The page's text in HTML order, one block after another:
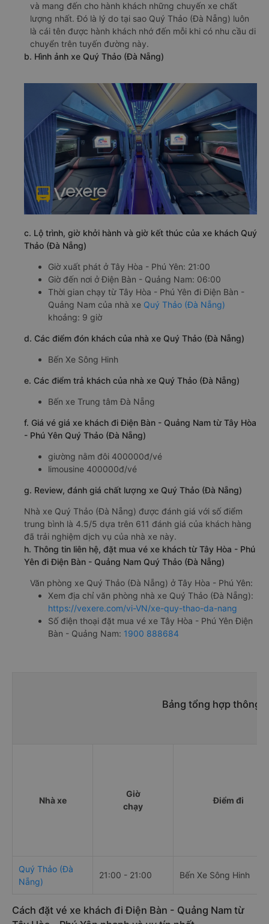
và mang đến cho hành khách những chuyến xe chất
lượng nhất. Đó là lý do tại sao Quý Thảo (Đà Nẵng) luôn
là cái tên được hành khách nhớ đến mỗi khi có nhu cầu di
chuyển trên tuyến đường này.
b. Hình ảnh xe Quý Thảo (Đà Nẵng)
c. Lộ trình, giờ khởi hành và giờ kết thúc của xe khách Quý
Thảo (Đà Nẵng)
Giờ xuất phát ở Tây Hòa - Phú Yên: 21:00
Giờ đến nơi ở Điện Bàn - Quảng Nam: 06:00
Thời gian chạy từ Tây Hòa - Phú Yên đi Điện Bàn -
Quảng Nam của nhà xe Quý Thảo (Đà Nẵng)
khoảng: 9 giờ
d. Các điểm đón khách của nhà xe Quý Thảo (Đà Nẵng)
Bến Xe Sông Hinh
e. Các điểm trả khách của nhà xe Quý Thảo (Đà Nẵng)
Bến xe Trung tâm Đà Nẵng
f. Giá vé giá xe khách đi Điện Bàn - Quảng Nam từ Tây Hòa
- Phú Yên Quý Thảo (Đà Nẵng)
giường nằm đôi 400000đ/vé
limousine 400000đ/vé
g. Review, đánh giá chất lượng xe Quý Thảo (Đà Nẵng)
Nhà xe Quý Thảo (Đà Nẵng) được đánh giá với số điểm
trung bình là 4.5/5 dựa trên 611 đánh giá của khách hàng
đã trải nghiệm dịch vụ của nhà xe này.
h. Thông tin liên hệ, đặt mua vé xe khách từ Tây Hòa - Phú
Yên đi Điện Bàn - Quảng Nam Quý Thảo (Đà Nẵng)
Văn phòng xe Quý Thảo (Đà Nẵng) ở Tây Hòa - Phú Yên:
Xem địa chỉ văn phòng nhà xe Quý Thảo (Đà Nẵng):
https://vexere.com/vi-VN/xe-quy-thao-da-nang
Số điện thoại đặt mua vé xe Tây Hòa - Phú Yên Điện
Bàn - Quảng Nam: 1900 888684
Bảng tổng hợp thông
Nhà xe
Giờ
chạy
Điểm đi
Quý Thảo (Đà
Nẵng)
21:00 - 21:00 Bến Xe Sông Hinh
Cách đặt vé xe khách đi Điện Bàn - Quảng Nam từ